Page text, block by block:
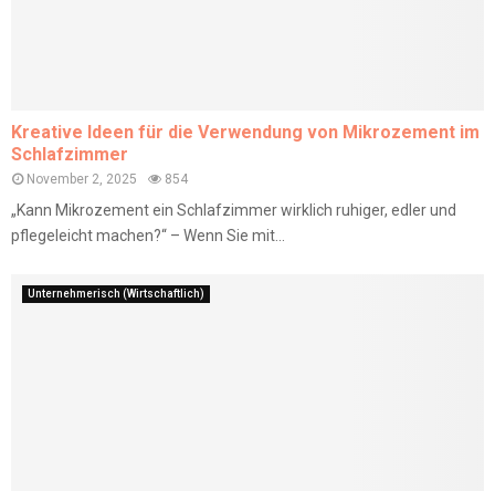
Kreative Ideen für die Verwendung von Mikrozement im
Schlafzimmer
November 2, 2025 854
„Kann Mikrozement ein Schlafzimmer wirklich ruhiger, edler und
pflegeleicht machen?“ – Wenn Sie mit...
Unternehmerisch (Wirtschaftlich)